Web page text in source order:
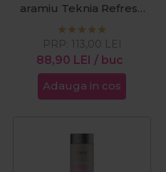
aramiu Teknia Refresh
Saffron Copper 250ml
88,90 LEI / buc
PRP: 113,00 LEI
Adauga in cos